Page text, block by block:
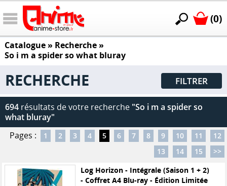
(0)
Catalogue» Recherche »
So i m a spider so what bluray
RECHERCHE FILTRER
694 résultats de votre recherche "So i m a spider so
what bluray"
Pages :
1 2 3 4 5 6 7 8 9 10 11
12
13
14 15
>>
Log Horizon - Intégrale (Saison 1 + 2)
- Coffret A4 Blu-ray - Édition Limitée